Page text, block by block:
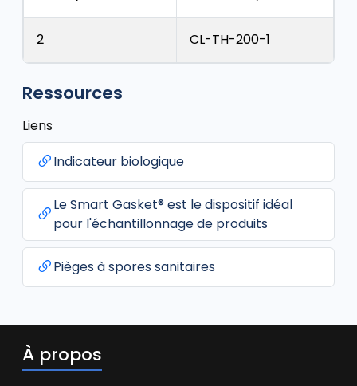
2 CL-TH-200-1
Ressources
Liens
Indicateur biologique
Le Smart Gasket® est le dispositif idéal
pour l'échantillonnage de produits
Pièges à spores sanitaires
À propos